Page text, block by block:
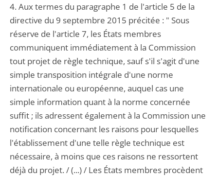
4. Aux termes du paragraphe 1 de l'article 5 de la
directive du 9 septembre 2015 précitée : " Sous
réserve de l'article 7, les États membres
communiquent immédiatement à la Commission
tout projet de règle technique, sauf s'il s'agit d'une
simple transposition intégrale d'une norme
internationale ou européenne, auquel cas une
simple information quant à la norme concernée
suffit ; ils adressent également à la Commission une
notification concernant les raisons pour lesquelles
l'établissement d'une telle règle technique est
nécessaire, à moins que ces raisons ne ressortent
déjà du projet. / (...) / Les États membres procèdent